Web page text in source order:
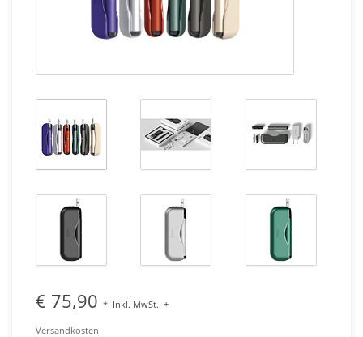
€ 75,90 * Inkl. MwSt. +
Versandkosten